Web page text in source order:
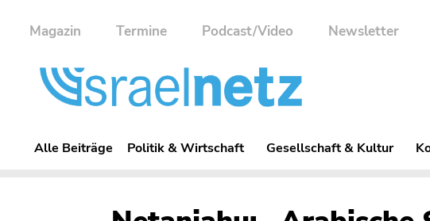
Magazin Termine Podcast/Video Newsletter
Alle Beiträge Politik & Wirtschaft Gesellschaft & Kultur